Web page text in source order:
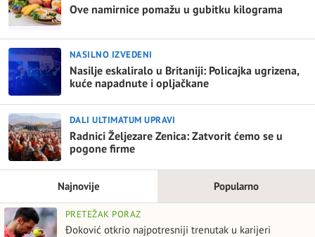
Ove namirnice pomažu u gubitku kilograma
NASILNO IZVEDENI
Nasilje eskaliralo u Britaniji: Policajka ugrizena,
kuće napadnute i opljačkane
DALI ULTIMATUM UPRAVI
Radnici Željezare Zenica: Zatvorit ćemo se u
pogone firme
Najnovije Popularno
PRETEŽAK PORAZ
Đoković otkrio najpotresniji trenutak u karijeri